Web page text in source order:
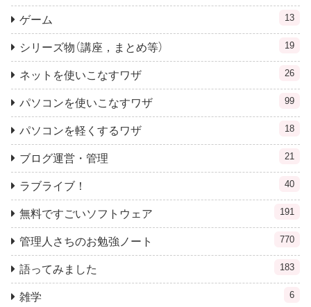
ゲーム 13
シリーズ物（講座，まとめ等） 19
ネットを使いこなすワザ 26
パソコンを使いこなすワザ 99
パソコンを軽くするワザ 18
ブログ運営・管理 21
ラブライブ！ 40
無料ですごいソフトウェア 191
管理人さちのお勉強ノート 770
語ってみました 183
雑学 6